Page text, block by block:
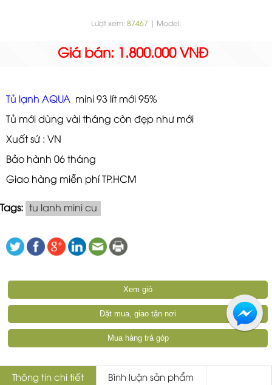
Lượt xem: 87467 | Model:
Giá bán: 1.800.000 VNĐ
Tủ lạnh AQUA mini 93 lít mới 95%
Tủ mới dùng vài tháng còn đẹp như mới
Xuất sứ : VN
Bảo hành 06 tháng
Giao hàng miễn phí TP.HCM
Tags: tu lanh mini cu
Xem giỏ
Đặt mua, giao tận nơi
Mua hàng trả góp
Thông tin chi tiết Bình luận sản phẩm